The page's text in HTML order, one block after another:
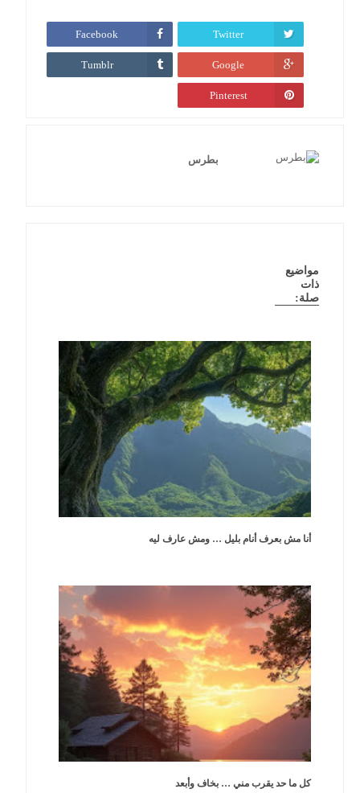
Twitter
Facebook
Google
Tumblr
Pinterest
بطرس
مواضيع
ذات
صلة:
أنا مش بعرف أنام بليل … ومش عارف ليه
كل ما حد يقرب مني … بخاف وأبعد